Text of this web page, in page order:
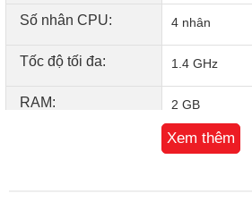
Số nhân CPU: 4 nhân
Tốc độ tối đa: 1.4 GHz
RAM: 2 GB
Adreno 308
Xem thêm